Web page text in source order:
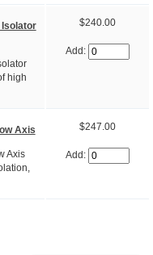
Isolator
high
$240.00
Add:
Axis
Axis
$247.00
Add: